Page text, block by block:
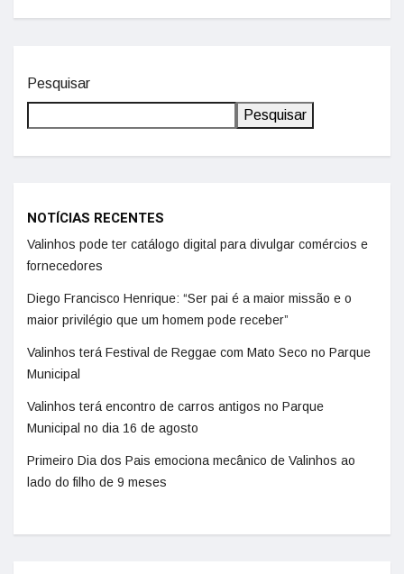
Pesquisar
Pesquisar
NOTÍCIAS RECENTES
Valinhos pode ter catálogo digital para divulgar comércios e
fornecedores
Diego Francisco Henrique: “Ser pai é a maior missão e o
maior privilégio que um homem pode receber”
Valinhos terá Festival de Reggae com Mato Seco no Parque
Municipal
Valinhos terá encontro de carros antigos no Parque
Municipal no dia 16 de agosto
Primeiro Dia dos Pais emociona mecânico de Valinhos ao
lado do filho de 9 meses